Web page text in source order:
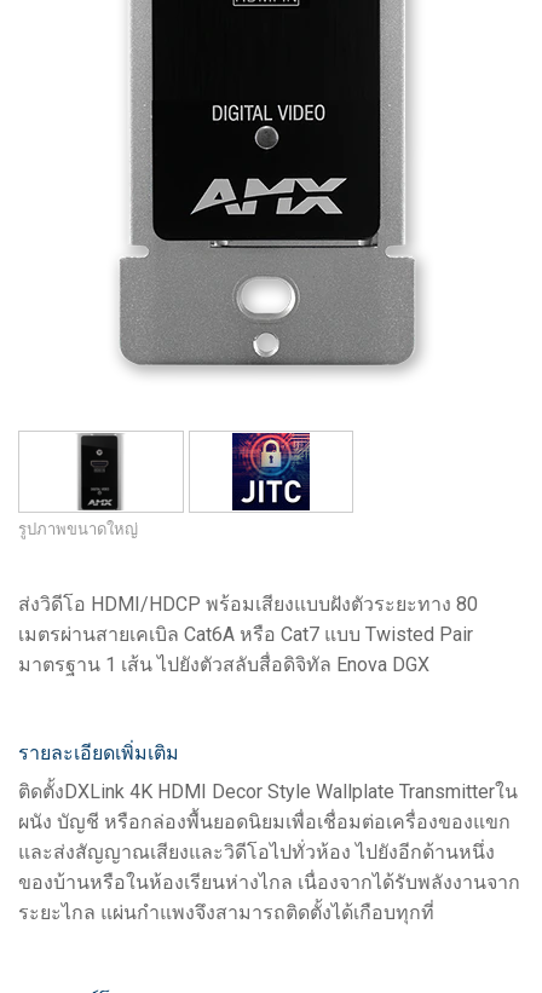
รูปภาพขนาดใหญ่
ส่งวิดีโอ HDMI/HDCP พร้อมเสียงแบบฝังตัวระยะทาง 80
เมตรผ่านสายเคเบิล Cat6A หรือ Cat7 แบบ Twisted Pair
มาตรฐาน 1 เส้น ไปยังตัวสลับสื่อดิจิทัล Enova DGX
รายละเอียดเพิ่มเติม
ติดตั้งDXLink 4K HDMI Decor Style Wallplate Transmitterใน
ผนัง บัญชี หรือกล่องพื้นยอดนิยมเพื่อเชื่อมต่อเครื่องของแขก
และส่งสัญญาณเสียงและวิดีโอไปทั่วห้อง ไปยังอีกด้านหนึ่ง
ของบ้านหรือในห้องเรียนห่างไกล เนื่องจากได้รับพลังงานจาก
ระยะไกล แผ่นกำแพงจึงสามารถติดตั้งได้เกือบทุกที่